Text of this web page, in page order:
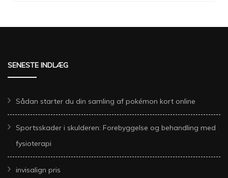
SENESTE INDLÆG
Sådan starter du din samling af pokémon kort online
Sportsskader i skulderen: Forebyggelse og behandling med
fysioterapi
invisalign pris